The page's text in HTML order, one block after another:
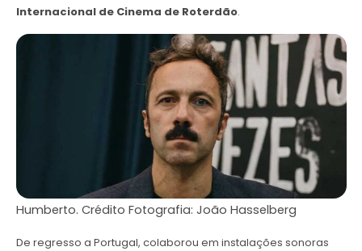
Internacional de Cinema de Roterdão.
Humberto. Crédito Fotografia: João Hasselberg
De regresso a Portugal, colaborou em instalações sonoras